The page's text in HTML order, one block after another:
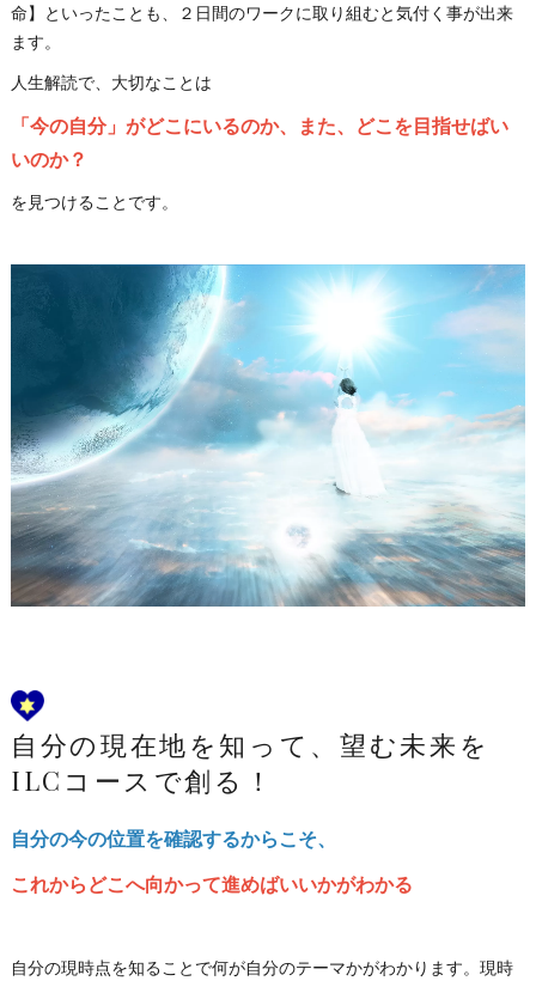
命】といったことも、２日間のワークに取り組むと気付く事が出来
ます。
人生解読で、大切なことは
「今の自分」がどこにいるのか、また、どこを目指せばい
いのか？
を見つけることです。
自分の現在地を知って、望む未来を
ILCコースで創る！
自分の今の位置を確認するからこそ、
これからどこへ向かって進めばいいかがわかる
自分の現時点を知ることで何が自分のテーマかがわかります。現時